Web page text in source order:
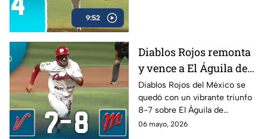
9:52
Home Run Azteca.
Diablos Rojos remonta
y vence a El Águila de
Veracruz en cierre
cardíaco
Diablos Rojos del México se
quedó con un vibrante triunfo
8-7 sobre El Águila de
Veracruz en un duelo lleno de
06 mayo, 2026